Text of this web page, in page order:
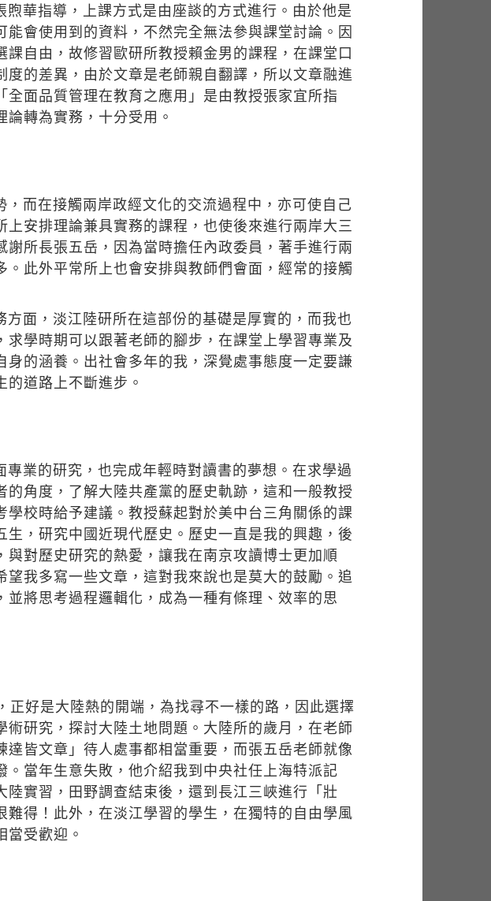
華指導，上課方式是由座談的方式進行。由於他是
會使用到的資料，不然完全無法參與課堂討論。因
自由，故修習歐研所教授賴金男的課程，在課堂口
的差異，由於文章是老師親自翻譯，所以文章融進
面品質管理在教育之應用」是由教授張家宜所指
轉為實務，十分受用。
而在接觸兩岸政經文化的交流過程中，亦可使自己
安排理論兼具實務的課程，也使後來進行兩岸大三
所長張五岳，因為當時擔任內政委員，著手進行兩
此外平常所上也會安排與教師們會面，經常的接觸
面，淡江陸研所在這部份的基礎是厚實的，而我也
學時期可以跟著老師的腳步，在課堂上學習專業及
的涵養。出社會多年的我，深覺處事態度一定要謙
道路上不斷進步。
業的研究，也完成年輕時對讀書的夢想。在求學過
角度，了解大陸共產黨的歷史軌跡，這和一般教授
校時給予建議。教授蘇起對於美中台三角關係的課
，研究中國近現代歷史。歷史一直是我的興趣，後
對歷史研究的熱愛，讓我在南京攻讀博士更加順
我多寫一些文章，這對我來說也是莫大的鼓勵。追
將思考過程邏輯化，成為一種有條理、效率的思
好是大陸熱的開端，為找尋不一樣的路，因此選擇
研究，探討大陸土地問題。大陸所的歲月，在老師
皆文章」待人處事都相當重要，而張五岳老師就像
當年生意失敗，他介紹我到中央社任上海特派記
實習，田野調查結束後，還到長江三峽進行「壯
得！此外，在淡江學習的學生，在獨特的自由學風
受歡迎。